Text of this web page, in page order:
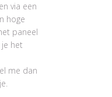
via een
hoge
paneel
het
me dan